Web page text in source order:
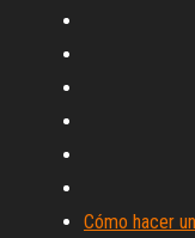
Cómo hacer